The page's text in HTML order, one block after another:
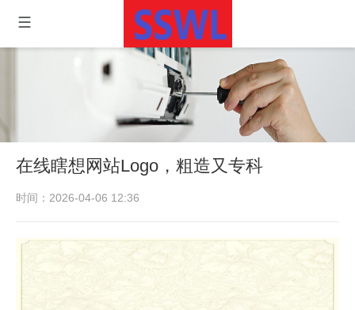
在线瞎想网站Logo，粗造又专科
时间：2026-04-06 12:36